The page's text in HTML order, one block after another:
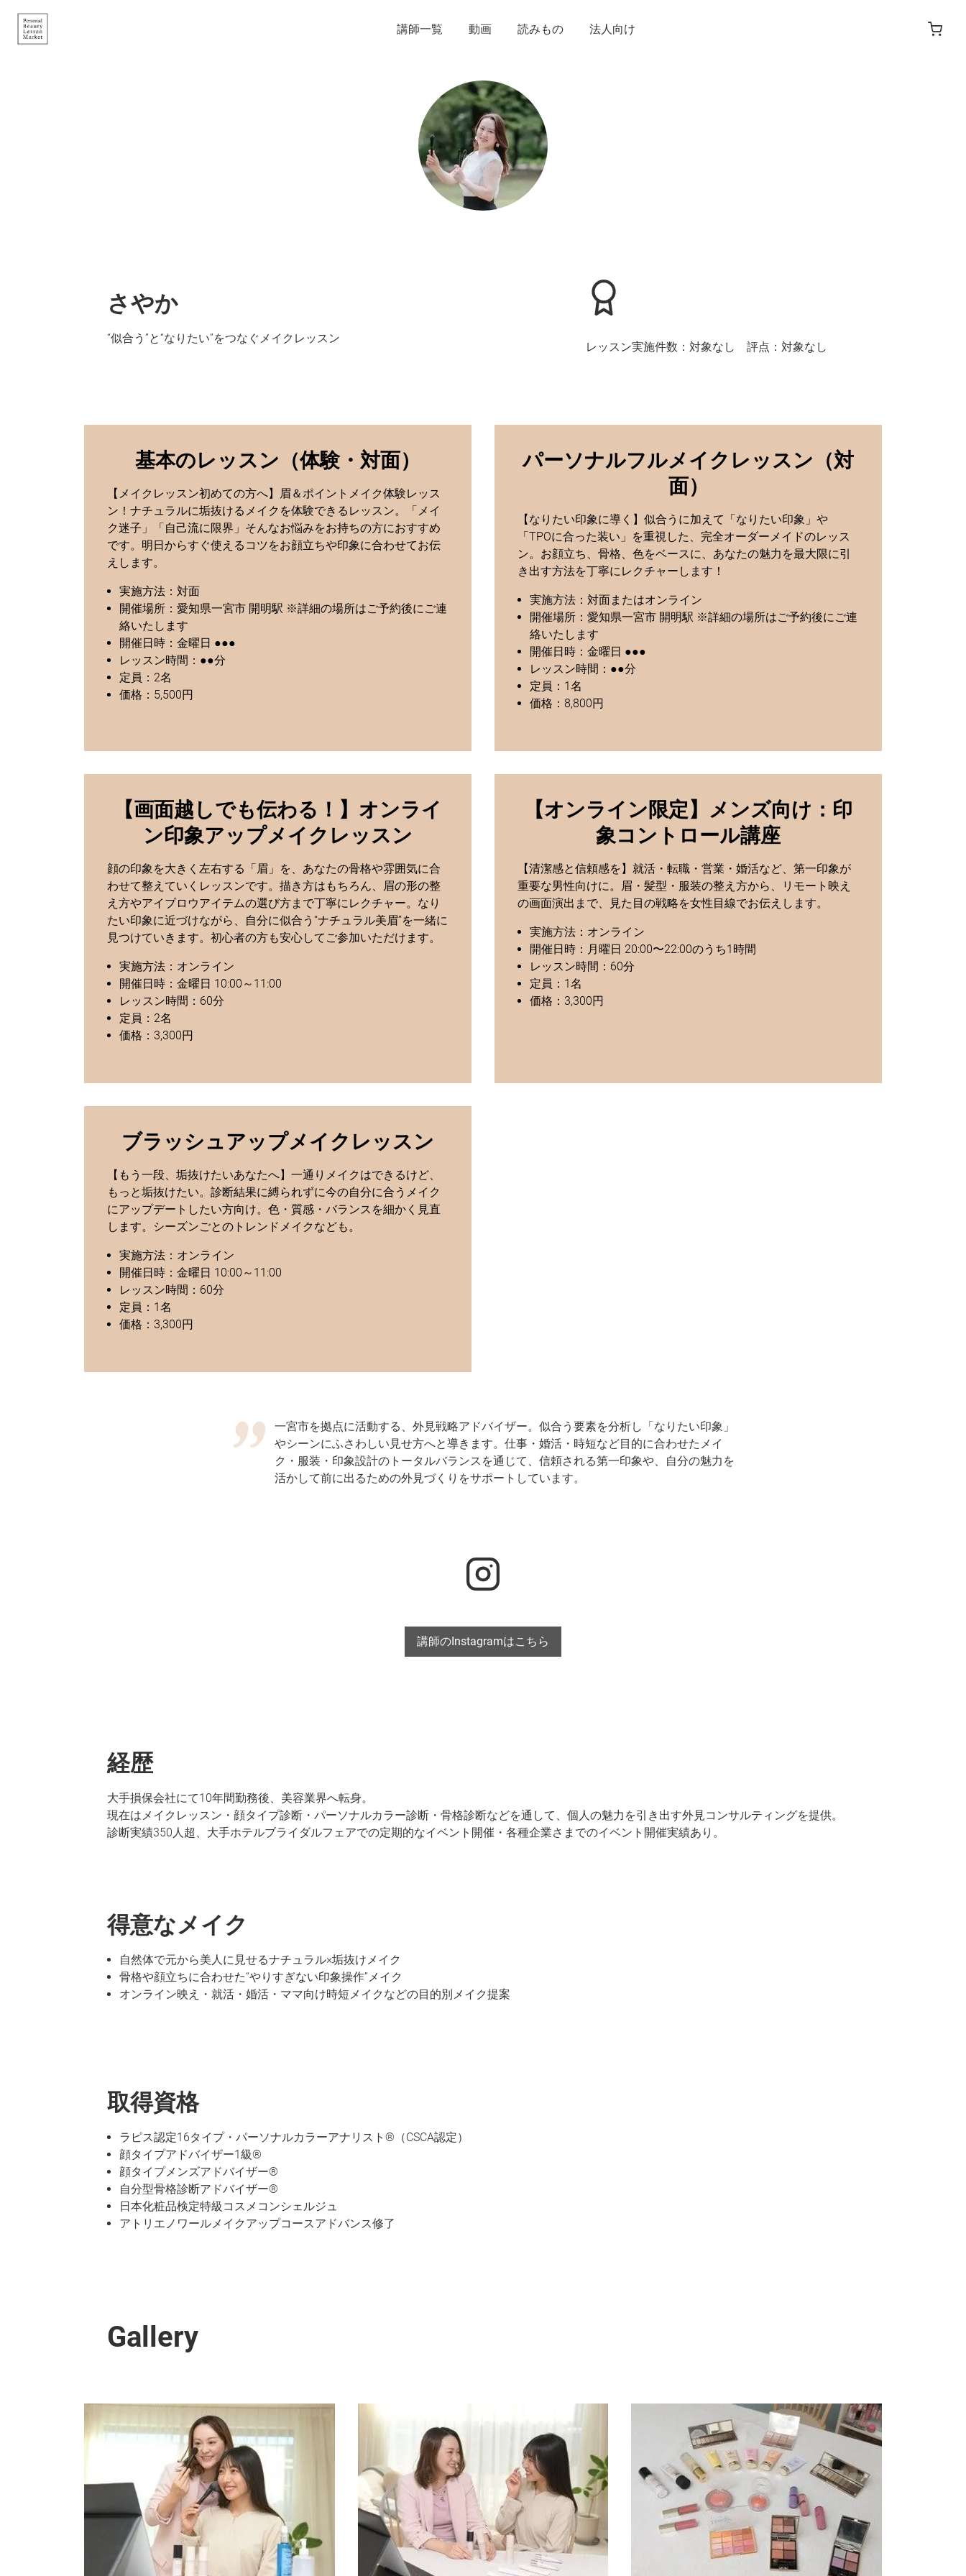
講師一覧
動画 読みもの 法人向け
さやか
“似合う”と“なりたい”をつなぐメイクレッスン
レッスン実施件数：対象なし 評点：対象なし
基本のレッスン（体験・対面）
【メイクレッスン初めての方へ】眉＆ポイントメイク体験レッス
ン！ナチュラルに垢抜けるメイクを体験できるレッスン。「メイ
ク迷子」「自己流に限界」そんなお悩みをお持ちの方におすすめ
です。明日からすぐ使えるコツをお顔立ちや印象に合わせてお伝
えします。
実施方法：対面
開催場所：愛知県一宮市 開明駅 ※詳細の場所はご予約後にご連
絡いたします
開催日時：金曜日 ●●●
レッスン時間：●●分
定員：2名
価格：5,500円
パーソナルフルメイクレッスン（対
面）
【なりたい印象に導く】似合うに加えて「なりたい印象」や
「TPOに合った装い」を重視した、完全オーダーメイドのレッス
ン。お顔立ち、骨格、色をベースに、あなたの魅力を最大限に引
き出す方法を丁寧にレクチャーします！
実施方法：対面またはオンライン
開催場所：愛知県一宮市 開明駅 ※詳細の場所はご予約後にご連
絡いたします
開催日時：金曜日 ●●●
レッスン時間：●●分
定員：1名
価格：8,800円
【画面越しでも伝わる！】オンライ
ン印象アップメイクレッスン
顔の印象を大きく左右する「眉」を、あなたの骨格や雰囲気に合
わせて整えていくレッスンです。描き方はもちろん、眉の形の整
え方やアイブロウアイテムの選び方まで丁寧にレクチャー。なり
たい印象に近づけながら、自分に似合う“ナチュラル美眉”を一緒に
見つけていきます。初心者の方も安心してご参加いただけます。
実施方法：オンライン
開催日時：金曜日 10:00～11:00
レッスン時間：60分
定員：2名
価格：3,300円
【オンライン限定】メンズ向け：印
象コントロール講座
【清潔感と信頼感を】就活・転職・営業・婚活など、第一印象が
重要な男性向けに。眉・髪型・服装の整え方から、リモート映え
の画面演出まで、見た目の戦略を女性目線でお伝えします。
実施方法：オンライン
開催日時：月曜日 20:00〜22:00のうち1時間
レッスン時間：60分
定員：1名
価格：3,300円
ブラッシュアップメイクレッスン
【もう一段、垢抜けたいあなたへ】一通りメイクはできるけど、
もっと垢抜けたい。診断結果に縛られずに今の自分に合うメイク
にアップデートしたい方向け。色・質感・バランスを細かく見直
します。シーズンごとのトレンドメイクなども。
実施方法：オンライン
開催日時：金曜日 10:00～11:00
レッスン時間：60分
定員：1名
価格：3,300円
一宮市を拠点に活動する、外見戦略アドバイザー。似合う要素を分析し「なりたい印象」
やシーンにふさわしい見せ方へと導きます。仕事・婚活・時短など目的に合わせたメイ
ク・服装・印象設計のトータルバランスを通じて、信頼される第一印象や、自分の魅力を
活かして前に出るための外見づくりをサポートしています。
講師のInstagramはこちら
経歴
大手損保会社にて10年間勤務後、美容業界へ転身。
現在はメイクレッスン・顔タイプ診断・パーソナルカラー診断・骨格診断などを通して、個人の魅力を引き出す外見コンサルティングを提供。
診断実績350人超、大手ホテルブライダルフェアでの定期的なイベント開催・各種企業さまでのイベント開催実績あり。
得意なメイク
自然体で元から美人に見せるナチュラル×垢抜けメイク
骨格や顔立ちに合わせた“やりすぎない印象操作”メイク
オンライン映え・就活・婚活・ママ向け時短メイクなどの目的別メイク提案
取得資格
ラピス認定16タイプ・パーソナルカラーアナリスト®︎（CSCA認定）
顔タイプアドバイザー1級®︎
顔タイプメンズアドバイザー®︎
自分型骨格診断アドバイザー®︎
日本化粧品検定特級コスメコンシェルジュ
アトリエノワールメイクアップコースアドバンス修了
Gallery